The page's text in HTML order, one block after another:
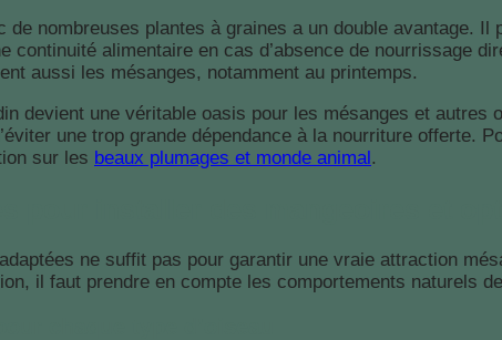
de nombreuses plantes à graines a un double avantage.
continuité alimentaire en cas d’absence de nourrissage
aussi les mésanges, notamment au printemps.
devient une véritable oasis pour les mésanges et
une trop grande dépendance à la nourriture offerte.
sur les beaux plumages et monde animal .
ne suffit pas pour garantir une vraie attraction
il faut prendre en compte les comportements naturels